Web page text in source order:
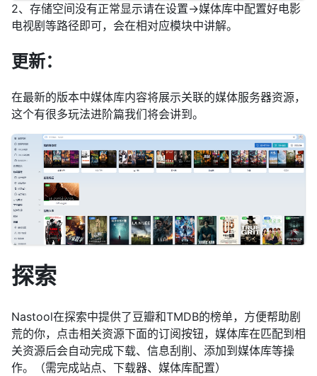
2、存储空间没有正常显示请在设置→媒体库中配置好电影
电视剧等路径即可，会在相对应模块中讲解。
更新：
在最新的版本中媒体库内容将展示关联的媒体服务器资源，
这个有很多玩法进阶篇我们将会讲到。
探索
Nastool在探索中提供了豆瓣和TMDB的榜单，方便帮助剧
荒的你，点击相关资源下面的订阅按钮，媒体库在匹配到相
关资源后会自动完成下载、信息刮削、添加到媒体库等操
作。（需完成站点、下载器、媒体库配置）